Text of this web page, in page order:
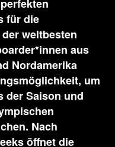
für die
weltbesten
aus
Nordamerika
um
der Saison und
Nach
öffnet die